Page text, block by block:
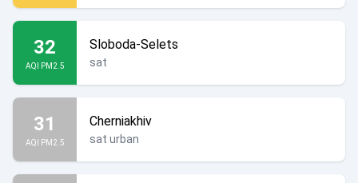
32
AQI PM2.5
Sloboda-Selets
sat
31
AQI PM2.5
Cherniakhiv
sat urban